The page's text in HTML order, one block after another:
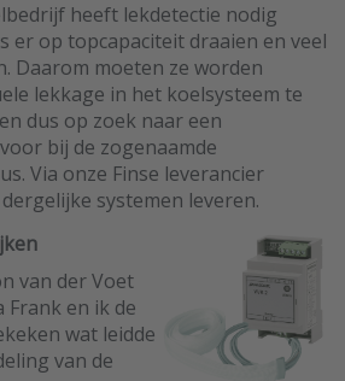
heeft lekdetectie nodig
er op topcapaciteit draaien en veel
Daarom moeten ze worden
lekkage in het koelsysteem te
dus op zoek naar een
bij de zogenaamde
Via onze Finse leverancier
systemen leveren.
van der Voet
Frank en ik de
wat leidde
van de